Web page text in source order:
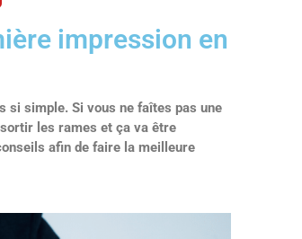
impression en
si simple. Si vous ne faîtes pas une
les rames et ça va être
afin de faire la meilleure